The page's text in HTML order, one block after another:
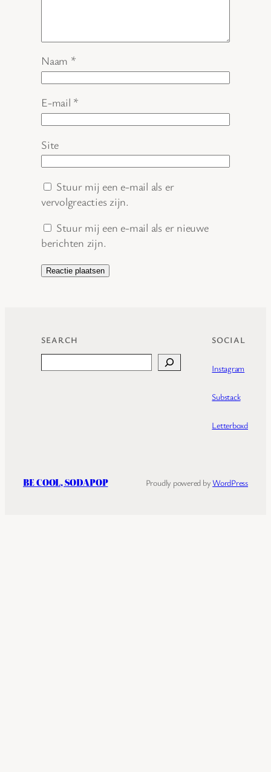
Naam *
E-mail *
Site
Stuur mij een e-mail als er
vervolgreacties zijn.
Stuur mij een e-mail als er nieuwe
berichten zijn.
SEARCH SOCIAL
Instagram
Substack
Letterboxd
BE COOL, SODAPOP Proudly powered byWordPress